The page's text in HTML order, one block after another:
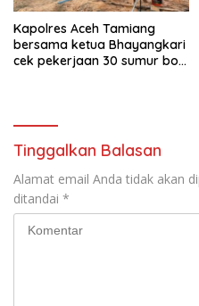
Kapolres Aceh Tamiang
bersama ketua Bhayangkari
cek pekerjaan 30 sumur bor
Tinggalkan Balasan
Alamat email Anda tidak akan
ditandai *